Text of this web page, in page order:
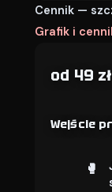
Cennik —
Grafik i
od 49 zł
Wejście